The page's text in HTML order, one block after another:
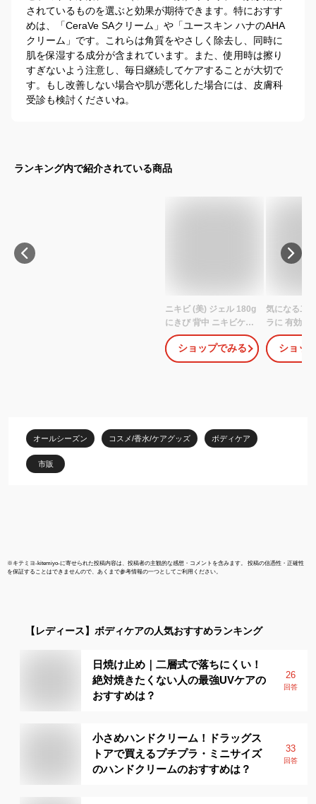
されているものを選ぶと効果が期待できます。特におすす
めは、「CeraVe SAクリーム」や「ユースキン ハナのAHA
クリーム」です。これらは角質をやさしく除去し、同時に
肌を保湿する成分が含まれています。また、使用時は擦り
すぎないよう注意し、毎日継続してケアすることが大切で
す。もし改善しない場合や肌が悪化した場合には、皮膚科
受診も検討くださいね。
ランキング内で紹介されている商品
ニキビ (美) ジェル 180g
にきび 背中 ニキビケア
ケア ボディジェル 大人
にきび 保湿 ぶつぶつ ニ
キビジェル アクネケア
の腕 吹出物 背中ニキビ
大人ニキビ お尻 肌荒れ
ショップでみる
気になる二
ラに 有効成
リチン酸2K
センタエキ
ツル すべす
ショッ
オールシーズン コスメ/香水/ケアグッズ ボディケア
市販
※キテミヨ-kitemiyo-に寄せられた投稿内容は、投稿者の主観的な感想・コメントを含みます。 投稿の信憑性・正確性
を保証することはできませんので、あくまで参考情報の一つとしてご利用ください。
【レディース】 ボディケアの人気おすすめランキング
日焼け止め｜二層式で落ちにくい！
絶対焼きたくない人の最強UVケアの
おすすめは？
26
回答
小さめハンドクリーム！ドラッグス
トアで買えるプチプラ・ミニサイズ
のハンドクリームのおすすめは？
33
回答